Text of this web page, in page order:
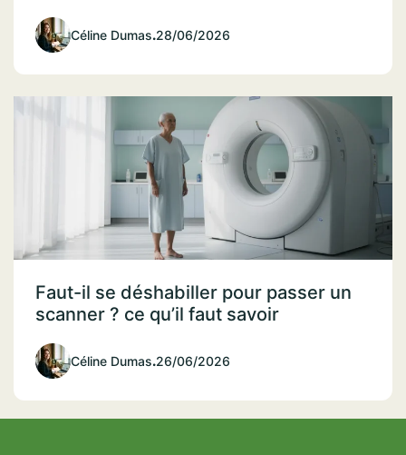
Céline Dumas.28/06/2026
Faut-il se déshabiller pour passer un
scanner ? ce qu’il faut savoir
Céline Dumas.26/06/2026